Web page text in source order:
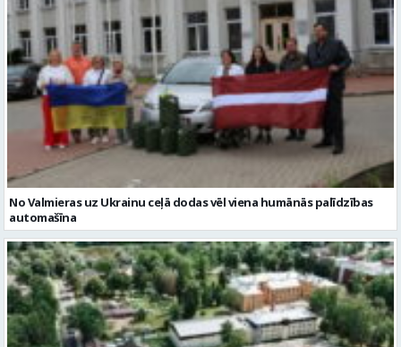
No Valmieras uz Ukrainu ceļā dodas vēl viena humānās palīdzības
automašīna